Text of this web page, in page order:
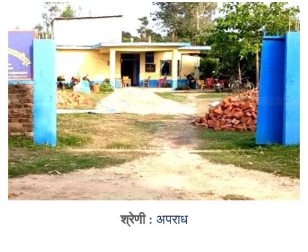
श्रेणी : अपराध